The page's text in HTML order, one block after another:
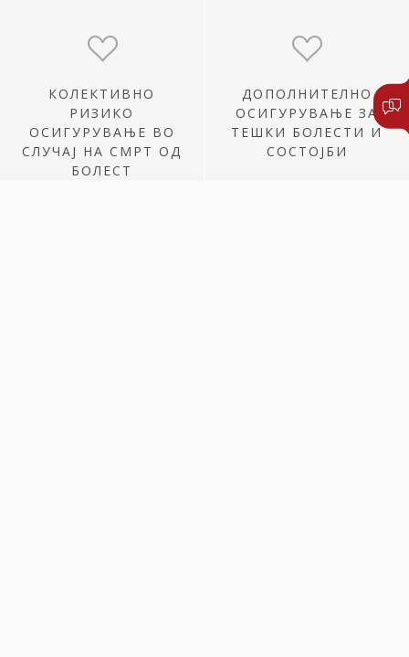
КОЛЕКТИВНО
РИЗИКО
ОСИГУРУВАЊЕ ВО
СЛУЧАЈ НА СМРТ ОД
БОЛЕСТ
ДОПОЛНИТЕЛНО
ОСИГУРУВАЊЕ ЗА
ТЕШКИ БОЛЕСТИ И
СОСТОЈБИ